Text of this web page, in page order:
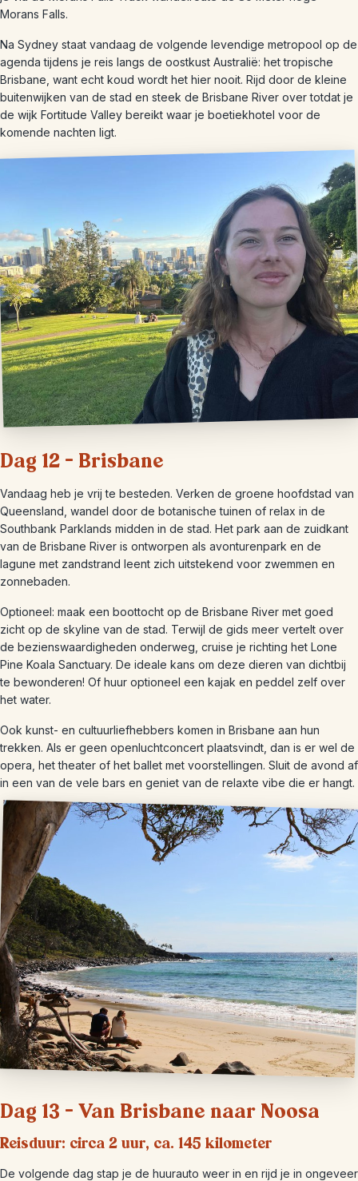
Morans Falls.
Na Sydney staat vandaag de volgende levendige metropool op de
agenda tijdens je reis langs de oostkust Australië: het tropische
Brisbane, want echt koud wordt het hier nooit. Rijd door de kleine
buitenwijken van de stad en steek de Brisbane River over totdat je
de wijk Fortitude Valley bereikt waar je boetiekhotel voor de
komende nachten ligt.
Dag 12 – Brisbane
Vandaag heb je vrij te besteden. Verken de groene hoofdstad van
Queensland, wandel door de botanische tuinen of relax in de
Southbank Parklands midden in de stad. Het park aan de zuidkant
van de Brisbane River is ontworpen als avonturenpark en de
lagune met zandstrand leent zich uitstekend voor zwemmen en
zonnebaden.
Optioneel: maak een ​​boottocht op de Brisbane River met goed
zicht op de skyline van de stad. Terwijl de gids meer vertelt over
de bezienswaardigheden onderweg, cruise je richting het Lone
Pine Koala Sanctuary. De ideale kans om deze dieren van dichtbij
te bewonderen! Of huur optioneel een kajak en peddel zelf over
het water.
Ook kunst- en cultuurliefhebbers komen in Brisbane aan hun
trekken. Als er geen openluchtconcert plaatsvindt, dan is er wel de
opera, het theater of het ballet met voorstellingen. Sluit de avond af
in een van de vele bars en geniet van de relaxte vibe die er hangt.
Dag 13 – Van Brisbane naar Noosa
Reisduur: circa 2 uur, ca. 145 kilometer
De volgende dag stap je de huurauto weer in en rijd je in ongeveer